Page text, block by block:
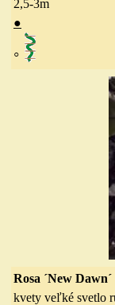
2,5-3m
●
◦
Rosa ´New Dawn´
kvety veľké svetlo